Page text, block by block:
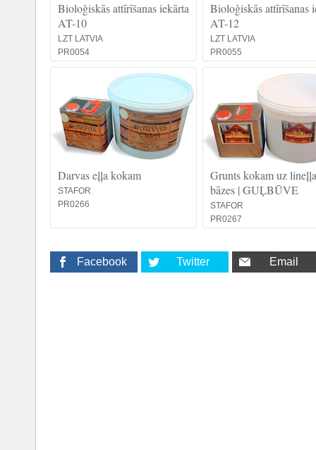
Bioloģiskās attīrīšanas iekārta
AT-10
LZT LATVIA
PR0054
Bioloģiskās attīrīšanas
AT-12
LZT LATVIA
PR0055
Darvas eļļa kokam
STAFOR
PR0266
Grunts kokam uz
bāzes | GUĻBŪVE
STAFOR
PR0267
Facebook Twitter Email